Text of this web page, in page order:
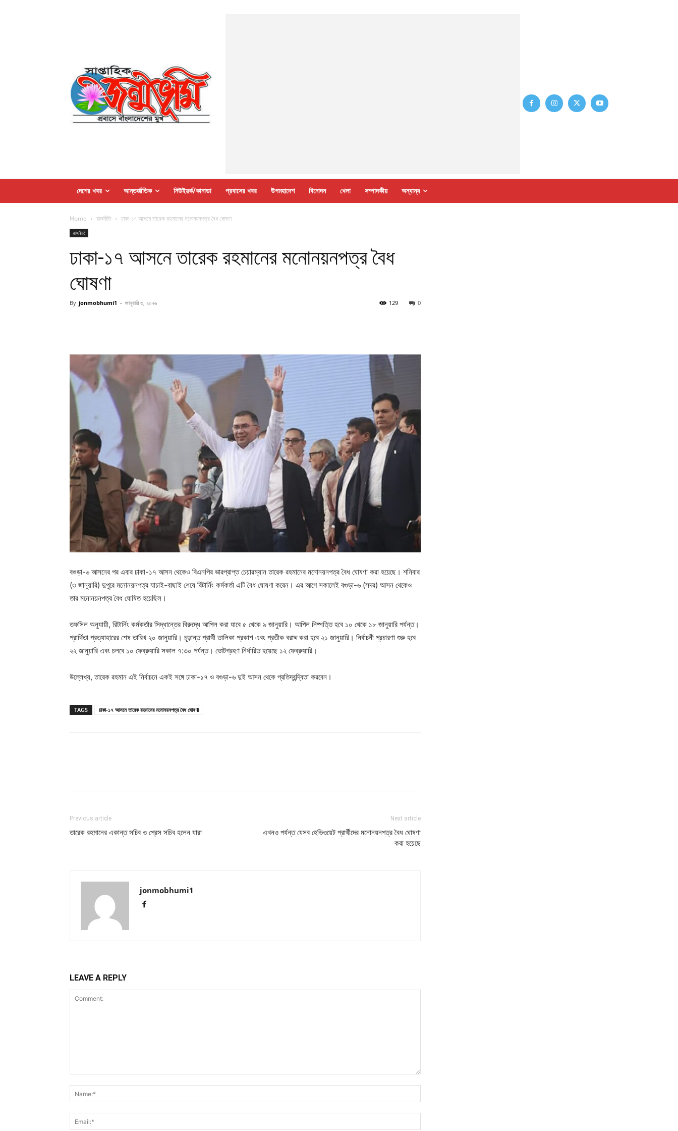
দেশের খবর আন্তর্জাতিক নিউইয়র্ক/কানাডা প্রবাসের খবর উপমহাদেশ বিনোদন খেলা সম্পাদকীয় অন্যান্য
Home রাজনীতি ঢাকা-১৭ আসনে তারেক রহমানের মনোনয়নপত্র বৈধ ঘোষণা
রাজনীতি
ঢাকা-১৭ আসনে তারেক রহমানের মনোনয়নপত্র বৈধ
ঘোষণা
By jonmobhumi1 - জানুয়ারি ৩, ২০২৬ 0
129
বগুড়া-৬ আসনের পর এবার ঢাকা-১৭ আসন থেকেও বিএনপির ভারপ্রাপ্ত চেয়ারম্যান তারেক রহমানের মনোনয়নপত্র বৈধ ঘোষণা করা হয়েছে। শনিবার
(৩ জানুয়ারি) দুপুরে মনোনয়নপত্র যাচাই-বাছাই শেষে রিটার্নিং কর্মকর্তা এটি বৈধ ঘোষণা করেন। এর আগে সকালেই বগুড়া-৬ (সদর) আসন থেকেও
তার মনোনয়নপত্র বৈধ ঘোষিত হয়েছিল।
তফসিল অনুযায়ী, রিটার্নিং কর্মকর্তার সিদ্ধান্তের বিরুদ্ধে আপিল করা যাবে ৫ থেকে ৯ জানুয়ারি। আপিল নিষ্পত্তি হবে ১০ থেকে ১৮ জানুয়ারি পর্যন্ত।
প্রার্থিতা প্রত্যাহারের শেষ তারিখ ২০ জানুয়ারি। চূড়ান্ত প্রার্থী তালিকা প্রকাশ এবং প্রতীক বরাদ্দ করা হবে ২১ জানুয়ারি। নির্বাচনী প্রচারণা শুরু হবে
২২ জানুয়ারি এবং চলবে ১০ ফেব্রুয়ারি সকাল ৭:৩০ পর্যন্ত। ভোটগ্রহণ নির্ধারিত হয়েছে ১২ ফেব্রুয়ারি।
উল্লেখ্য, তারেক রহমান এই নির্বাচনে একই সঙ্গে ঢাকা-১৭ ও বগুড়া-৬ দুই আসন থেকে প্রতিদ্বন্দ্বিতা করবেন।
TAGS ঢাকা-১৭ আসনে তারেক রহমানের মনোনয়নপত্র বৈধ ঘোষণা
Previous article
তারেক রহমানের একান্ত সচিব ও প্রেস সচিব হলেন যারা
Next article
এখনও পর্যন্ত যেসব হেভিওয়েট প্রার্থীদের মনোনয়নপত্র বৈধ ঘোষণা
করা হয়েছে
jonmobhumi1
LEAVE A REPLY